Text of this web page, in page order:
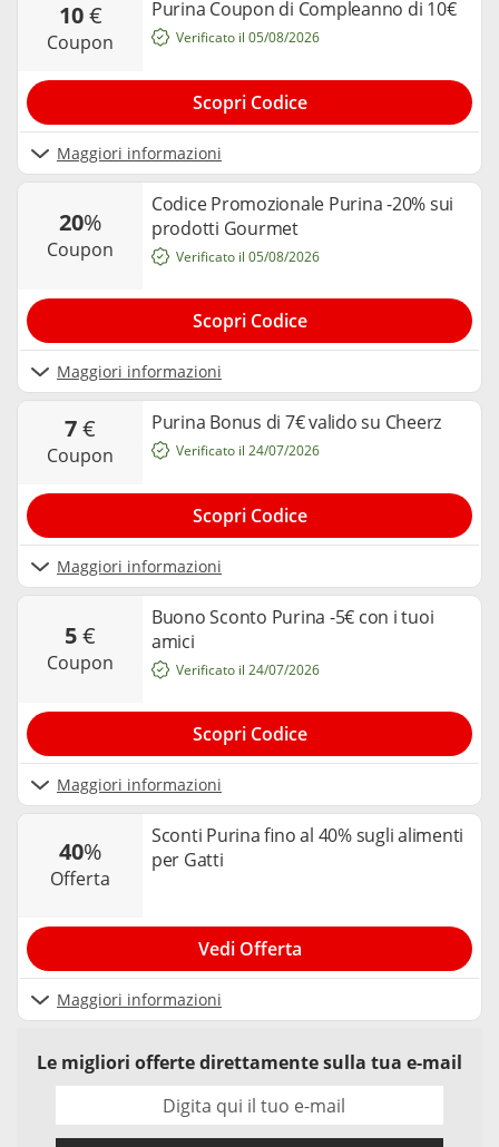
10€
coupon
Purina Coupon di Compleanno di 10€
Maggiori informazioni
Verificato il 05/08/2026
Scopri Codice
20%
coupon
Codice Promozionale Purina -20% sui
prodotti Gourmet
Maggiori informazioni
Verificato il 05/08/2026
Scopri Codice
7€
coupon
Purina Bonus di 7€ valido su Cheerz
Maggiori informazioni
Verificato il 24/07/2026
Scopri Codice
5€
coupon
Buono Sconto Purina -5€ con i tuoi
amici
Maggiori informazioni
Verificato il 24/07/2026
Scopri Codice
40%
offerta
Sconti Purina fino al 40% sugli alimenti
per Gatti
Maggiori informazioni
Vedi Offerta
Le migliori offerte direttamente sulla tua e-mail